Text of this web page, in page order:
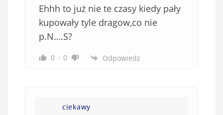
Ehhh to już nie te czasy kiedy pały
kupowały tyle dragow,co nie
p.N….S?
0 0 Odpowiedz
ciekawy